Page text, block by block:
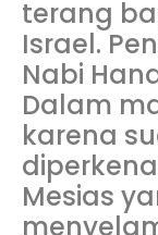
terang
Israel.
Nabi
Dalam
karena
Mesias